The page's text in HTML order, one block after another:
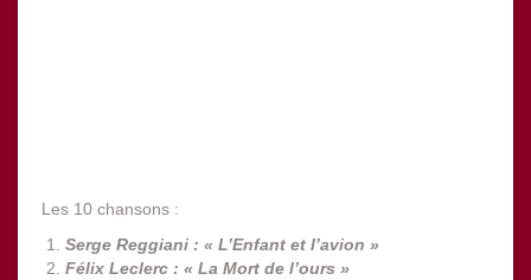
Les 10 chansons :
Serge Reggiani : « L’Enfant et l’avion »
Félix Leclerc : « La Mort de l’ours »